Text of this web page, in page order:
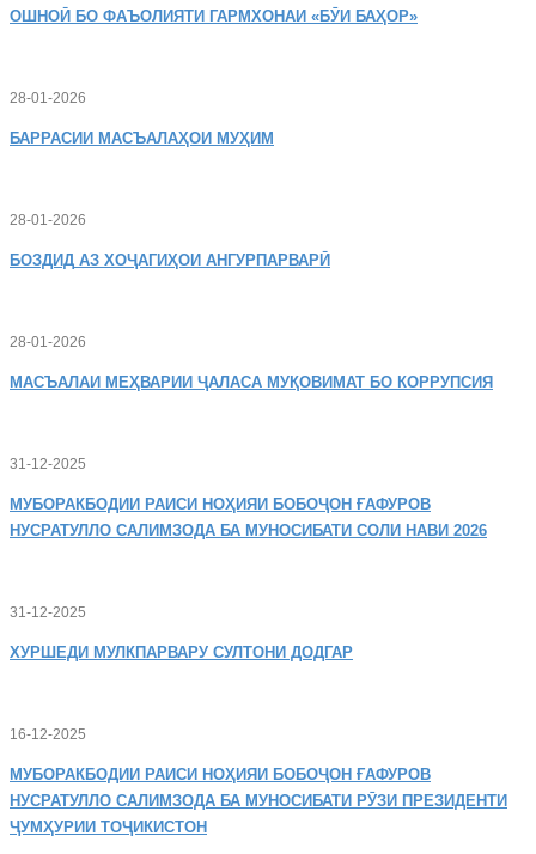
ОШНОӢ БО ФАЪОЛИЯТИ ГАРМХОНАИ «БӮИ БАҲОР»
28-01-2026
БАРРАСИИ МАСЪАЛАҲОИ МУҲИМ
28-01-2026
БОЗДИД АЗ ХОҶАГИҲОИ АНГУРПАРВАРӢ
28-01-2026
МАСЪАЛАИ МЕҲВАРИИ ҶАЛАСА МУҚОВИМАТ БО КОРРУПСИЯ
31-12-2025
МУБОРАКБОДИИ РАИСИ НОҲИЯИ БОБОҶОН ҒАФУРОВ
НУСРАТУЛЛО САЛИМЗОДА БА МУНОСИБАТИ СОЛИ НАВИ 2026
31-12-2025
ХУРШЕДИ МУЛКПАРВАРУ СУЛТОНИ ДОДГАР
16-12-2025
МУБОРАКБОДИИ РАИСИ НОҲИЯИ БОБОҶОН ҒАФУРОВ
НУСРАТУЛЛО САЛИМЗОДА БА МУНОСИБАТИ РӮЗИ ПРЕЗИДЕНТИ
ҶУМҲУРИИ ТОҶИКИСТОН